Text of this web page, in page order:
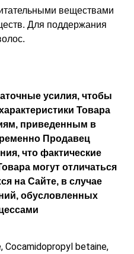
веществами
Для поддержания
усилия, чтобы
Товара
приведенным в
Продавец
что фактические
могут отличаться
на Сайте, в случае
обусловленных
Cocamidopropyl betaine,